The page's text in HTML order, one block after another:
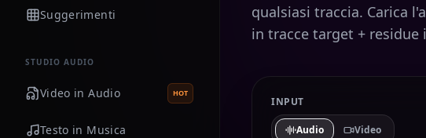
Suggerimenti
STUDIO AUDIO
Video in Audio HOT
Testo in Musica
qualsiasi traccia. Carica
in tracce target + residue
INPUT
Audio Video